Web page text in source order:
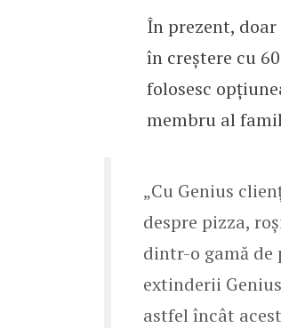
În prezent,
în creștere cu
folosesc
membru al
„Cu Genius
despre pizza,
dintr-o gamă de
extinderii
astfel încât